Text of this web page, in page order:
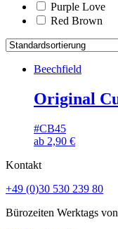
Purple Love
Red Brown
Beechfield
Original
#CB45
ab 2,90 €
Kontakt
+49 (0)30 530 239 80
Bürozeiten Werktags